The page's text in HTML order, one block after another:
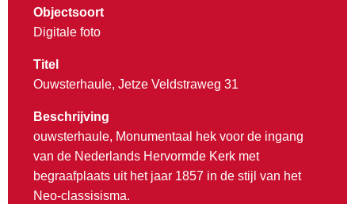
Objectsoort
Digitale foto
Titel
Ouwsterhaule, Jetze Veldstraweg 31
Beschrijving
ouwsterhaule, Monumentaal hek voor de ingang
van de Nederlands Hervormde Kerk met
begraafplaats uit het jaar 1857 in de stijl van het
Neo-classisisma.